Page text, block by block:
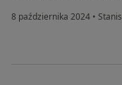
8 października 2024 •